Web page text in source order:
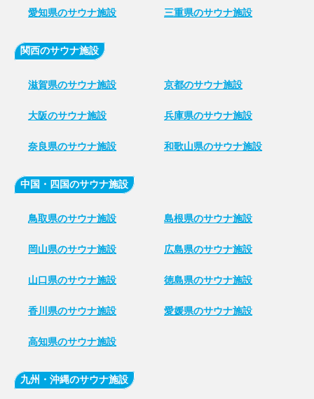
愛知県のサウナ施設 三重県のサウナ施設
関西のサウナ施設
滋賀県のサウナ施設 京都のサウナ施設
大阪のサウナ施設 兵庫県のサウナ施設
奈良県のサウナ施設 和歌山県のサウナ施設
中国・四国のサウナ施設
鳥取県のサウナ施設 島根県のサウナ施設
岡山県のサウナ施設 広島県のサウナ施設
山口県のサウナ施設 徳島県のサウナ施設
香川県のサウナ施設 愛媛県のサウナ施設
高知県のサウナ施設
九州・沖縄のサウナ施設